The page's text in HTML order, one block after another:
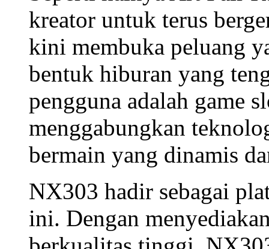
menelusuri warisannya
Namun semangat
Topik Utama
game slot permainan
apk akun demo trending
Dari Dunia Seni ke
Hiburan Digital